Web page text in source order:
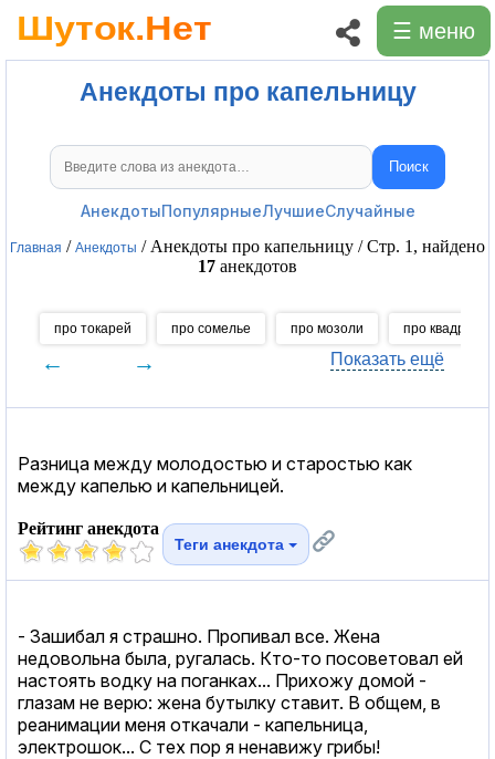
☰ меню
Анекдоты про капельницу
Поиск анекдотов Поиск
АнекдотыПопулярныеЛучшиеСлучайные
Главная / Анекдоты / Анекдоты про капельницу / Стр. 1, найдено
17 анекдотов
про токарей про сомелье про мозоли про
← → Показать ещё
Разница между молодостью и старостью как
между капелью и капельницей.
Рейтинг анекдота
Теги анекдота
- Зашибал я страшно. Пропивал все. Жена
недовольна была, ругалась. Кто-то посоветовал ей
настоять водку на поганках... Прихожу домой -
глазам не верю: жена бутылку ставит. В общем, в
реанимации меня откачали - капельница,
электрошок... С тех пор я ненавижу грибы!